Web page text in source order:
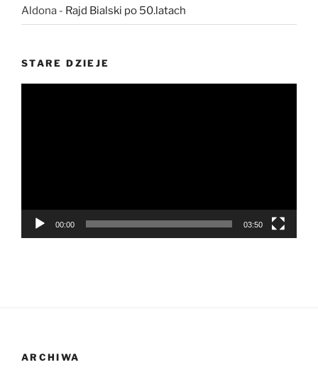
Aldona - Rajd Bialski po 50.latach
STARE DZIEJE
00:00 03:50
ARCHIWA